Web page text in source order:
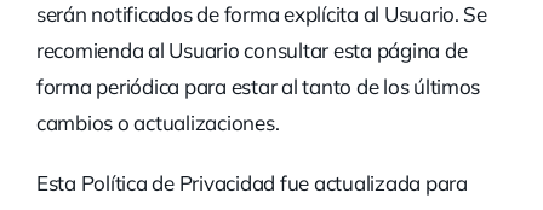
serán notificados de forma explícita al Usuario. Se
recomienda al Usuario consultar esta página de
forma periódica para estar al tanto de los últimos
cambios o actualizaciones.
Esta Política de Privacidad fue actualizada para